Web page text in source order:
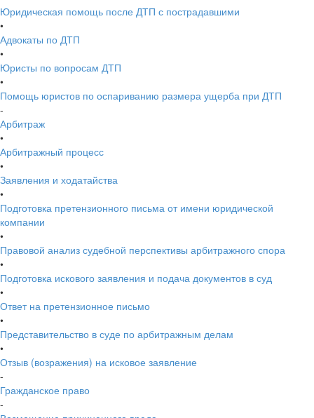
Юридическая помощь после ДТП с пострадавшими
•
Адвокаты по ДТП
•
Юристы по вопросам ДТП
•
Помощь юристов по оспариванию размера ущерба при ДТП
-
Арбитраж
•
Арбитражный процесс
•
Заявления и ходатайства
•
Подготовка претензионного письма от имени юридической
компании
•
Правовой анализ судебной перспективы арбитражного спора
•
Подготовка искового заявления и подача документов в суд
•
Ответ на претензионное письмо
•
Представительство в суде по арбитражным делам
•
Отзыв (возражения) на исковое заявление
-
Гражданское право
-